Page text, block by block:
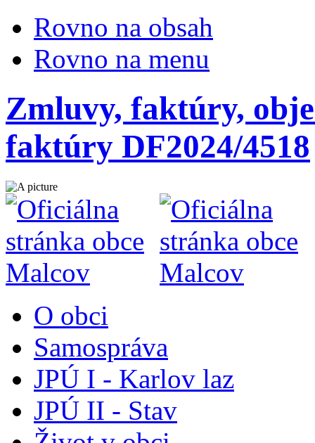
Rovno na obsah
Rovno na menu
Zmluvy, faktúry,
faktúry DF2024/4518
O obci
Samospráva
JPÚ I - Karlov laz
JPÚ II - Stav